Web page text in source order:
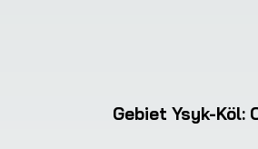
Gebiet Ysyk-Köl: